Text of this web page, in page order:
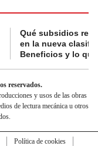
Qué subsidios
en la nueva
Beneficios y lo
reservados.
y usos de las obras
de lectura mecánica u otros
Política de cookies